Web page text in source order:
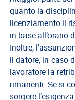
Modulistica
Norme
e
Regolamenti
ANCL
Direttivo
quanto la
licenziamento il
in base all’orario
Inoltre,
il datore, in caso
lavoratore la
rimanenti. Se si
sorgere